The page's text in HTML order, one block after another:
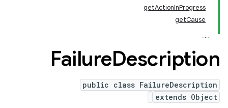
getActionInProgress
getCause
FailureDescription
public class FailureDescription
extends Object